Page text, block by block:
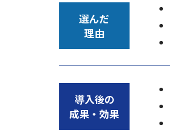
選んだ
理由
導入後の
成果・効果